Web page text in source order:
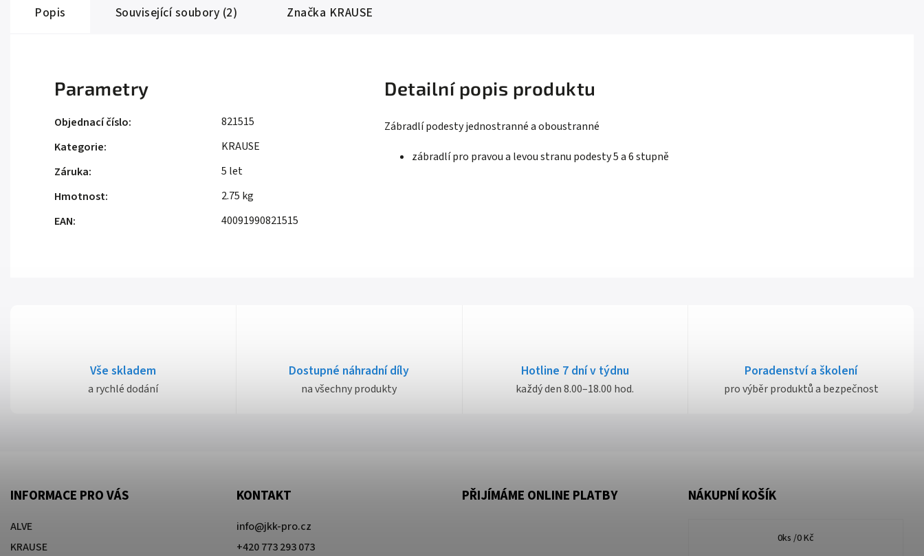
Popis Související soubory (2) Značka KRAUSE
Detailní popis produktu
Zábradlí podesty jednostranné a oboustranné
zábradlí pro pravou a levou stranu podesty 5 a 6 stupně
Parametry
Objednací číslo:
821515
Kategorie:
KRAUSE
Záruka:
5 let
Hmotnost:
2.75 kg
EAN: 40091990821515
Vše skladem
a rychlé dodání
Dostupné náhradní díly
na všechny produkty
Hotline 7 dní v týdnu
každý den 8.00–18.00 hod.
Poradenství a školení
pro výběr produktů a bezpečnost
INFORMACE PRO VÁS
ALVE
KRAUSE
KONTAKT
info@jkk-pro.cz
+420 773 293 073
PŘIJÍMÁME ONLINE PLATBY NÁKUPNÍ KOŠÍK
0ks /0 Kč